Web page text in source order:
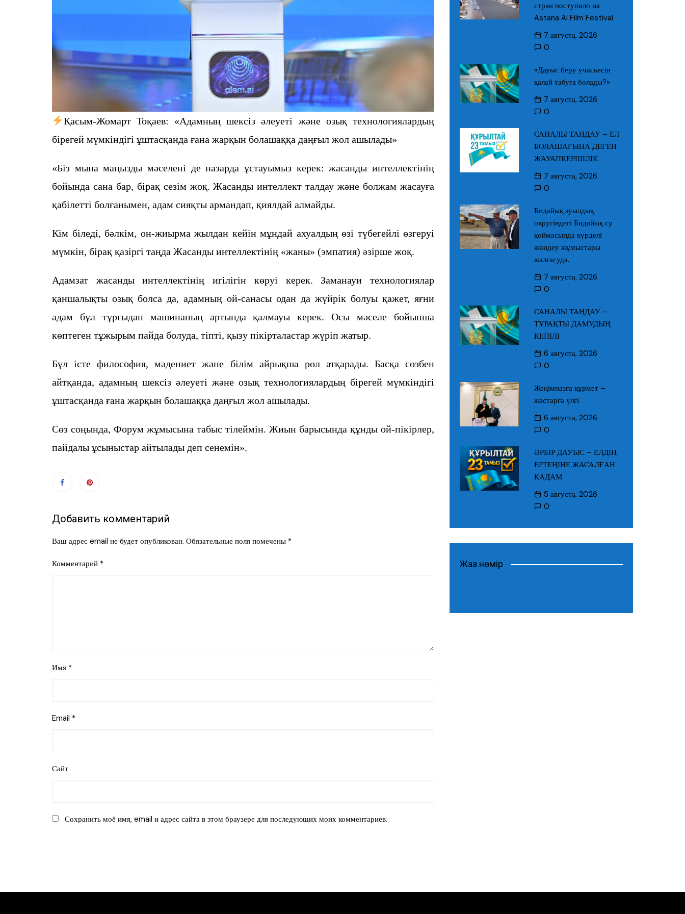
Қасым-Жомарт Тоқаев: «Адамның шексіз әлеуеті және озық технологиялардың
бірегей мүмкіндігі ұштасқанда ғана жарқын болашаққа даңғыл жол ашылады»
«Біз мына маңызды мәселені де назарда ұстауымыз керек: жасанды интеллектінің
бойында сана бар, бірақ сезім жоқ. Жасанды интеллект талдау және болжам жасауға
қабілетті болғанымен, адам сияқты армандап, қиялдай алмайды.
Кім біледі, бәлкім, он-жиырма жылдан кейін мұндай ахуалдың өзі түбегейлі өзгеруі
мүмкін, бірақ қазіргі таңда Жасанды интеллектінің «жаны» (эмпатия) әзірше жоқ.
Адамзат жасанды интеллектінің игілігін көруі керек. Заманауи технологиялар
қаншалықты озық болса да, адамның ой-санасы одан да жүйрік болуы қажет, яғни
адам бұл тұрғыдан машинаның артында қалмауы керек. Осы мәселе бойынша
көптеген тұжырым пайда болуда, тіпті, қызу пікірталастар жүріп жатыр.
Бұл істе философия, мәдениет және білім айрықша рөл атқарады. Басқа сөзбен
айтқанда, адамның шексіз әлеуеті және озық технологиялардың бірегей мүмкіндігі
ұштасқанда ғана жарқын болашаққа даңғыл жол ашылады.
Сөз соңында, Форум жұмысына табыс тілеймін. Жиын барысында құнды ой-пікірлер,
пайдалы ұсыныстар айтылады деп сенемін».
Добавить комментарий
Ваш адрес email не будет опубликован. Обязательные поля помечены *
Комментарий *
Имя *
Email *
Сайт
Сохранить моё имя, email и адрес сайта в этом браузере для последующих моих комментариев.
стран поступило на
Astana AI Film Festival
7 августа, 2026
0
«Дауыс беру учаскесін
қалай табуға болады?»
7 августа, 2026
0
САНАЛЫ ТАҢДАУ – ЕЛ
БОЛАШАҒЫНА ДЕГЕН
ЖАУАПКЕРШІЛІК
7 августа, 2026
0
Бидайық ауылдық
округіндегі Бидайық су
қоймасында күрделі
жөндеу жұмыстары
жалғасуда.
7 августа, 2026
0
САНАЛЫ ТАҢДАУ –
ТҰРАҚТЫ ДАМУДЫҢ
КЕПІЛІ
6 августа, 2026
0
Жеңімпазға құрмет –
жастарға үлгі
6 августа, 2026
0
ӘРБІР ДАУЫС – ЕЛДІҢ
ЕРТЕҢІНЕ ЖАСАЛҒАН
ҚАДАМ
5 августа, 2026
0
Жаңа нөмір